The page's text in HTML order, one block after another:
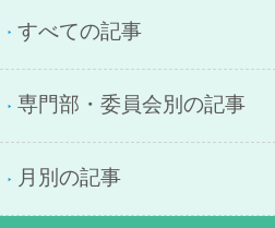
すべての記事
専門部・委員会別の記事
月別の記事